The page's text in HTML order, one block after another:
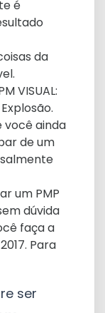
é
da
VISUAL:
você ainda
de um
um PMP
dúvida
faça a
Para
ser